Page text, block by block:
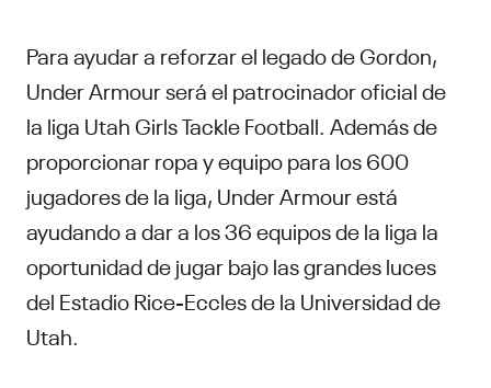
Para ayudar a reforzar el legado de Gordon,
Under Armour será el patrocinador oficial de
la liga Utah Girls Tackle Football. Además de
proporcionar ropa y equipo para los 600
jugadores de la liga, Under Armour está
ayudando a dar a los 36 equipos de la liga la
oportunidad de jugar bajo las grandes luces
del Estadio Rice-Eccles de la Universidad de
Utah.